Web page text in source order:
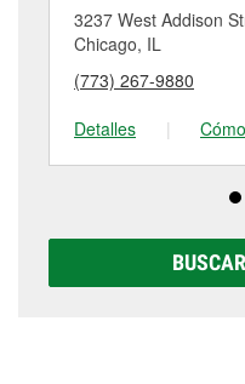
Chicago, IL.
adicionales, como el
tambores de freno,
tienda #7038 para
3237 West Addison
Chicago, IL
(773) 267-9880
Detalles
|